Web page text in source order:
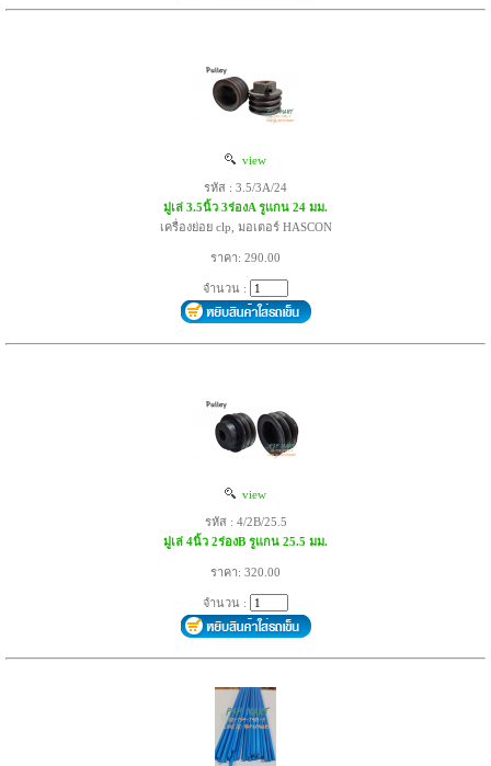
view
รหัส : 3.5/3A/24
มู่เล่ 3.5นิ้ว 3ร่องA รูแกน 24 มม.
เครื่องย่อย clp, มอเตอร์ HASCON
ราคา: 290.00
จำนวน :
view
รหัส : 4/2B/25.5
มู่เล่ 4นิ้ว 2ร่องB รูแกน 25.5 มม.
ราคา: 320.00
จำนวน :